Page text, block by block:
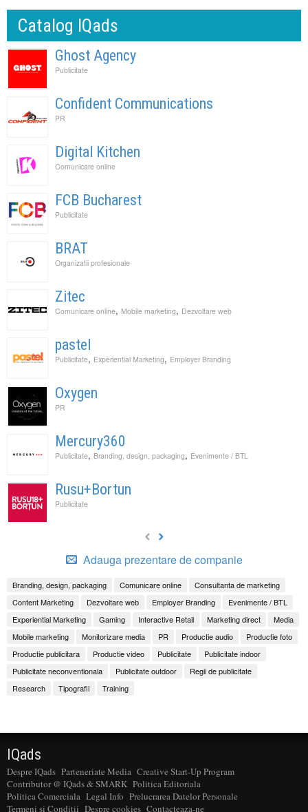
Catalog IQads
Ghost Agency
Publicitate
Confident Communications
PR
Digital Kitchen
Comunicare online
FCB Bucharest
Publicitate
BRAT
Organizatii profesionale
Zitec
Comunicare online, Mobile marketing, Dezvoltare web
pastel
Publicitate, Experiential Marketing, Employer Branding
Oxygen
PR
Mercury360
Publicitate, Branding, design, packaging, Evenimente / BTL
Rusu+Bortun
Publicitate
Adauga prezentare de companie
Branding, design, packaging Comunicare online
Consultanta de marketing
Content Marketing
Dezvoltare web Employer Branding
Evenimente / BTL
Experiential Marketing
Gaming Interactive Retail Marketing direct
Media
Mobile marketing
Monitorizare media PR Productie audio
Productie foto
Productie publicitara
Productie video Publicitate
Publicitate indoor
Publicitate neconventionala
Publicitate outdoor
Regii de publicitate
Research
Tipografii Training
IQads
Despre IQads Parteneriate Media Creative Start-Up Program
Contributor @ IQads & SMARK Politica Editoriala
Politica Comerciala Legal Info Prelucrarea Datelor Personale
Termeni si Conditii Despre cookies Contacteaza-ne